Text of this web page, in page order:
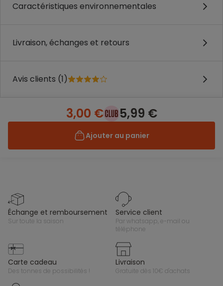
Caractéristiques environnementales
Livraison, échanges et retours
Avis clients (1)
3,00 € 5,99 €
Ajouter au panier
échange et remboursement
sur toute la saison
service client
par whatsapp, e-mail ou
téléphone
carte cadeau
des tonnes de possibilités !
livraison
gratuite dès 10€ d'achats